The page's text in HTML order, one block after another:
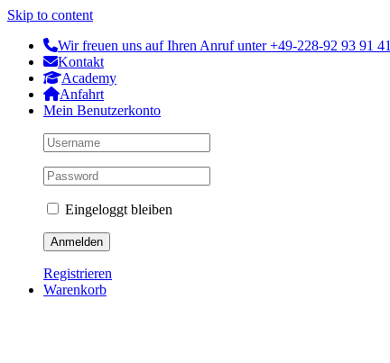
Skip to content
Wir freuen uns auf Ihren Anruf unter +49-228-92 93 91 41
Kontakt
Academy
Anfahrt
Mein Benutzerkonto
Eingeloggt bleiben
Registrieren
Warenkorb